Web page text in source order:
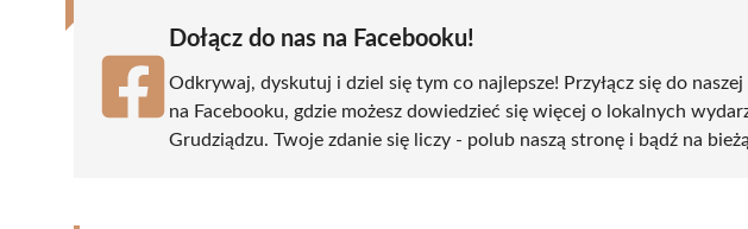
Dołącz do nas na Facebooku!
Odkrywaj, dyskutuj i dziel się tym co najlepsze! Przyłącz się do naszej
na Facebooku, gdzie możesz dowiedzieć się więcej o lokalnych
Grudziądzu. Twoje zdanie się liczy - polub naszą stronę i bądź na